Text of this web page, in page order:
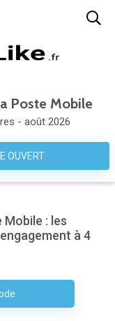
Poste Mobile
- août 2026
OUVERT
Mobile : les
à 4
Nécessaire